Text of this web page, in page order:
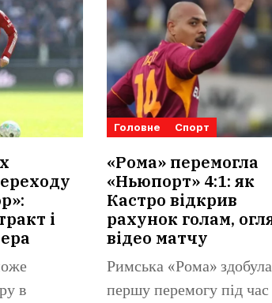
і
в
Головне Спорт
«Рома» перемогла
«Ньюпорт» 4:1: як
Кастро відкрив
рахунок голам,
відео матчу
Римська «Рома» здобула
першу перемогу під час